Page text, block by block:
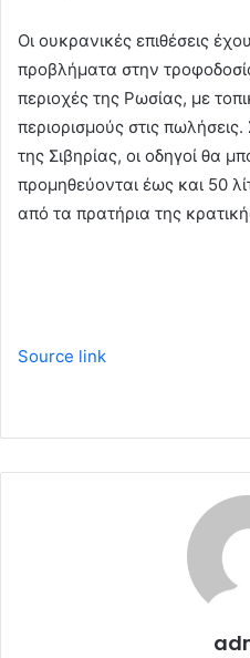
Οι ουκρανικές επιθέσεις
προβλήματα στην
περιοχές της Ρωσίας, με
περιορισμούς στις
της Σιβηρίας, οι οδηγοί θα
προμηθεύονται έως και 50
από τα πρατήρια της
Source link